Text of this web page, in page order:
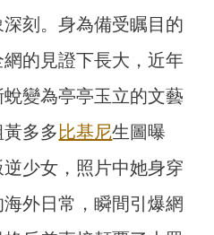
深刻。身為備受瞩目的
的見證下長大，近年
變為亭亭玉立的文藝
多多 比基尼生圖曝
逆少女，照片中她身穿
外日常，瞬間引爆網